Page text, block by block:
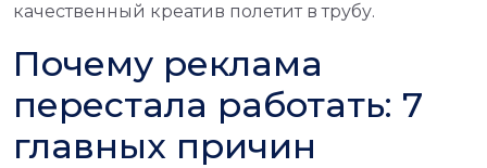
качественный креатив полетит в трубу.
Почему реклама
перестала работать: 7
главных причин